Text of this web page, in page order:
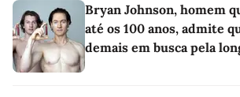
Bryan Johnson, homem
até os 100 anos, admite
demais em busca pela